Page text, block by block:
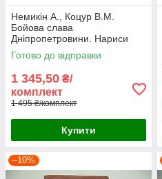
Немикін А., Коцур В.М.
Бойова слава
Дніпропетровини. Нариси
про Героях Радянського
Союзу (б/у).
Готово до відправки
1 345,50 ₴/
комплект
1 495 ₴/комплект
Купити
–10%